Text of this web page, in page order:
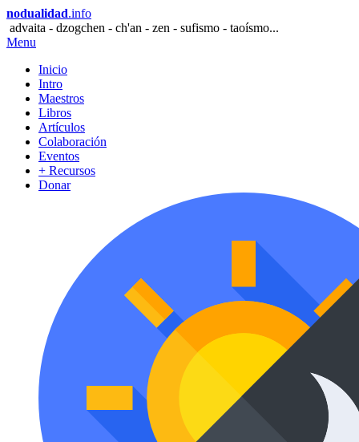
nodualidad.info
advaita - dzogchen - ch'an - zen - sufismo - taoísmo...
Menu
Inicio
Intro
Maestros
Libros
Artículos
Colaboración
Eventos
+ Recursos
Donar